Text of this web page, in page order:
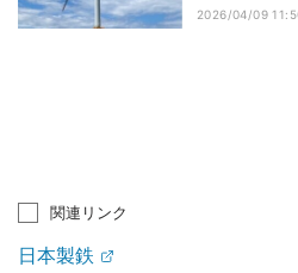
2026/04/09
関連リンク
日本製鉄